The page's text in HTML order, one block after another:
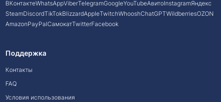
ВКонтактеWhatsAppViberTelegramGoogleYouTubeАвитоInstagramЯндекс
SteamDiscordTikTokBlizzardAppleTwitchWhooshChatGPTWildberriesOZON
AmazonPayPalСамокатTwitterFacebook
Поддержка
Контакты
FAQ
Условия использования